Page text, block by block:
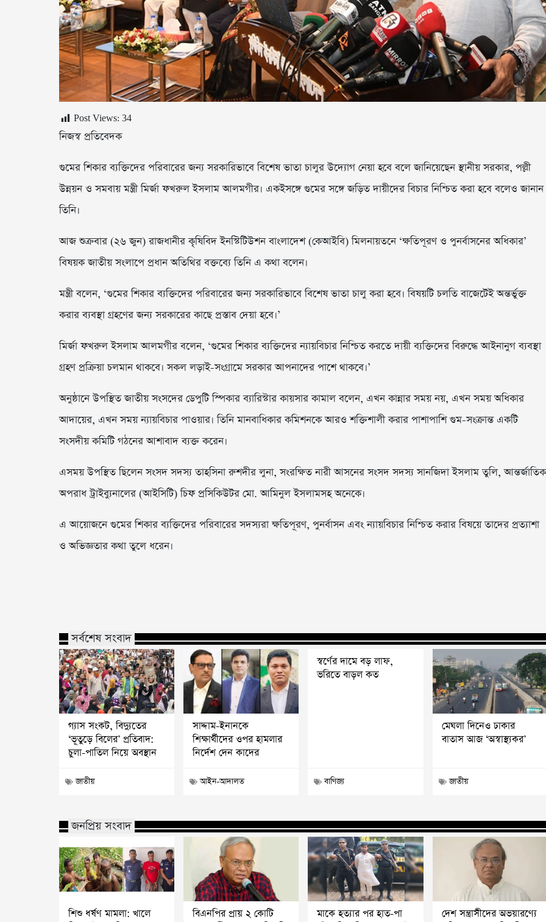
Post Views: 34
নিজস্ব প্রতিবেদক
গুমের শিকার ব্যক্তিদের পরিবারের জন্য সরকারিভাবে বিশেষ ভাতা চালুর উদ্যোগ নেয়া হবে বলে জানিয়েছেন স্থানীয় সরকার, পল্লী
উন্নয়ন ও সমবায় মন্ত্রী মির্জা ফখরুল ইসলাম আলমগীর। একইসঙ্গে গুমের সঙ্গে জড়িত দায়ীদের বিচার নিশ্চিত করা হবে বলেও জানান
তিনি।
আজ শুক্রবার (২৬ জুন) রাজধানীর কৃষিবিদ ইনস্টিটিউশন বাংলাদেশ (কেআইবি) মিলনায়তনে ‘ক্ষতিপূরণ ও পুনর্বাসনের অধিকার’
বিষয়ক জাতীয় সংলাপে প্রধান অতিথির বক্তব্যে তিনি এ কথা বলেন।
মন্ত্রী বলেন, ‘গুমের শিকার ব্যক্তিদের পরিবারের জন্য সরকারিভাবে বিশেষ ভাতা চালু করা হবে। বিষয়টি চলতি বাজেটেই অন্তর্ভুক্ত
করার ব্যবস্থা গ্রহণের জন্য সরকারের কাছে প্রস্তাব দেয়া হবে।’
মির্জা ফখরুল ইসলাম আলমগীর বলেন, ‘গুমের শিকার ব্যক্তিদের ন্যায়বিচার নিশ্চিত করতে দায়ী ব্যক্তিদের বিরুদ্ধে আইনানুগ ব্যবস্থা
গ্রহণ প্রক্রিয়া চলমান থাকবে। সকল লড়াই-সংগ্রামে সরকার আপনাদের পাশে থাকবে।’
অনুষ্ঠানে উপস্থিত জাতীয় সংসদের ডেপুটি স্পিকার ব্যারিস্টার কায়সার কামাল বলেন, এখন কান্নার সময় নয়, এখন সময় অধিকার
আদায়ের, এখন সময় ন্যায়বিচার পাওয়ার। তিনি মানবাধিকার কমিশনকে আরও শক্তিশালী করার পাশাপাশি গুম-সংক্রান্ত একটি
সংসদীয় কমিটি গঠনের আশাবাদ ব্যক্ত করেন।
এসময় উপস্থিত ছিলেন সংসদ সদস্য তাহসিনা রুশদীর লুনা, সংরক্ষিত নারী আসনের সংসদ সদস্য সানজিদা ইসলাম তুলি, আন্তর্জাতিক
অপরাধ ট্রাইব্যুনালের (আইসিটি) চিফ প্রসিকিউটর মো. আমিনুল ইসলামসহ অনেকে।
এ আয়োজনে গুমের শিকার ব্যক্তিদের পরিবারের সদস্যরা ক্ষতিপূরণ, পুনর্বাসন এবং ন্যায়বিচার নিশ্চিত করার বিষয়ে তাদের প্রত্যাশা
ও অভিজ্ঞতার কথা তুলে ধরেন।
সর্বশেষ সংবাদ
গ্যাস সংকট, বিদ্যুতের
‘ভূতুড়ে বিলের’ প্রতিবাদ:
চুলা-পাতিল নিয়ে অবস্থান
জাতীয়
সাদ্দাম-ইনানকে
শিক্ষার্থীদের ওপর হামলার
নির্দেশ দেন কাদের
আইন-আদালত
স্বর্ণের দামে বড় লাফ,
ভরিতে বাড়ল কত
বাণিজ্য
মেঘলা দিনেও ঢাকার
বাতাস আজ ‘অস্বাস্থ্যকর’
জাতীয়
জনপ্রিয় সংবাদ
শিশু ধর্ষণ মামলা: খালে
বিএনপির প্রায় ২ কোটি
মাকে হত্যার পর হাত-পা
দেশ সন্ত্রাসীদের অভয়ারণ্যে